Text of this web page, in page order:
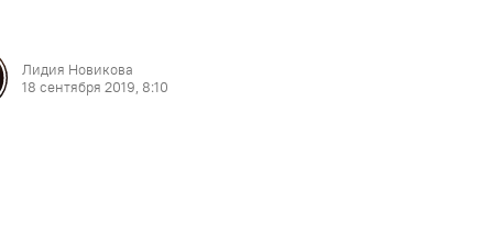
Лидия Новикова
18 сентября 2019, 8:10